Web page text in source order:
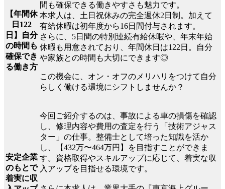
【年間休
日122
日】自分
の時間も
確保でき
る働き方
間も確保できる働きやすさも魅力です。
本求人は、土日祝休みの完全週休2日制。加えて
有給休暇は初年度から16日間付与されます。
さらに、5日間の特別連続有給休暇や、年末年始
休暇も用意されており、年間休日は122日。自分
や家族との時間も大切にできます◎
この機会に、オン・オフのメリハリをつけて自分
らしく働ける環境にシフトしませんか？
安定企業
のもとで
着実に収
今回ご紹介するのは、事故による車の損傷を確認
し、修理内容や費用の査定を行う「技術アジャス
ター」の仕事。整備士として培った知識を活か
し、【432万〜464万円】を目指すことができま
す。資格取得やスキルアップに応じて、着実な収
入アップを目指せる環境です。